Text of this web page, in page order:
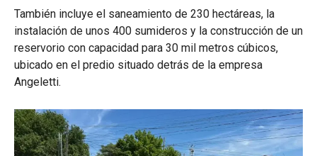
También incluye el saneamiento de 230 hectáreas, la
instalación de unos 400 sumideros y la construcción de un
reservorio con capacidad para 30 mil metros cúbicos,
ubicado en el predio situado detrás de la empresa
Angeletti.